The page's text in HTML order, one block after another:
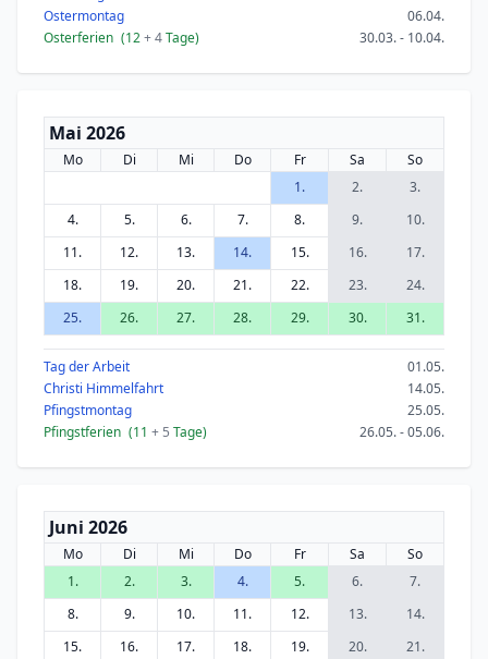
Ostermontag
06.04.
Osterferien (12+ 4Tage) 30.03. - 10.04.
Mai 2026
Mo Di Mi Do Fr Sa
So
1.
2.
3.
4.
5. 6. 7. 8. 9.
10.
11.
12. 13. 14. 15. 16.
17.
18.
19. 20. 21. 22. 23.
24.
25.
26. 27. 28. 29. 30. 31.
Tag der Arbeit
01.05.
Christi Himmelfahrt
14.05.
Pfingstmontag
25.05.
Pfingstferien (11 + 5 Tage) 26.05. - 05.06.
Juni 2026
Mo Di Mi Do Fr Sa
So
1.
2. 3. 4. 5. 6.
7.
8.
9. 10. 11. 12. 13.
14.
15.
16. 17. 18. 19. 20. 21.